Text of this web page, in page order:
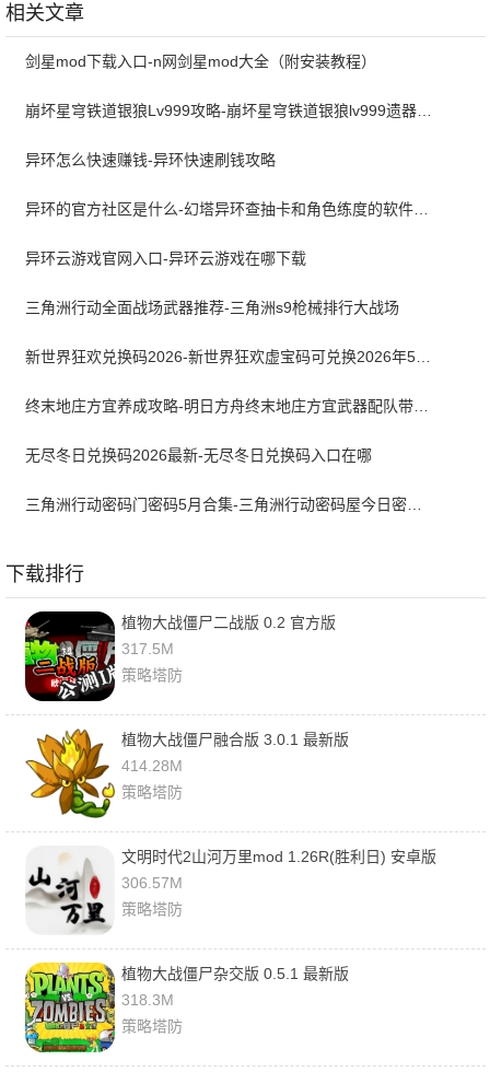
相关文章
剑星mod下载入口-n网剑星mod大全（附安装教程）
崩坏星穹铁道银狼Lv999攻略-崩坏星穹铁道银狼lv999遗器词条带什么
异环怎么快速赚钱-异环快速刷钱攻略
异环的官方社区是什么-幻塔异环查抽卡和角色练度的软件叫什么
异环云游戏官网入口-异环云游戏在哪下载
三角洲行动全面战场武器推荐-三角洲s9枪械排行大战场
新世界狂欢兑换码2026-新世界狂欢虚宝码可兑换2026年5月最新
终末地庄方宜养成攻略-明日方舟终末地庄方宜武器配队带什么
无尽冬日兑换码2026最新-无尽冬日兑换码入口在哪
三角洲行动密码门密码5月合集-三角洲行动密码屋今日密码大全2026最新5月
下载排行
植物大战僵尸二战版 0.2 官方版
317.5M
策略塔防
植物大战僵尸融合版 3.0.1 最新版
414.28M
策略塔防
文明时代2山河万里mod 1.26R(胜利日) 安卓版
306.57M
策略塔防
植物大战僵尸杂交版 0.5.1 最新版
318.3M
策略塔防